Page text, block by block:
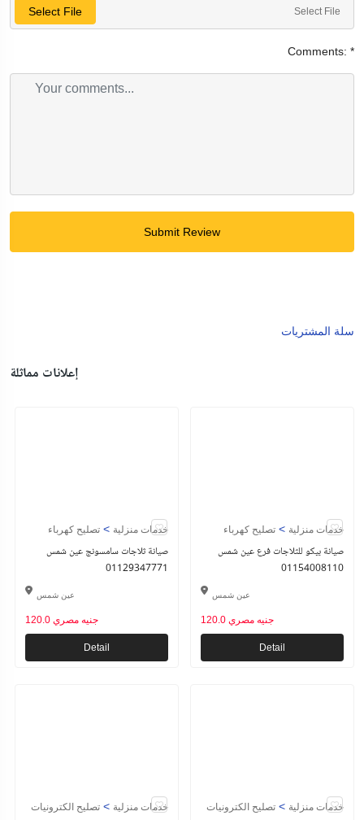
Select File Select File
Comments: *
Submit Review
سلة المشتريات
إعلانات مماثلة
خدمات منزلية > تصليح كهرباء
صيانة ثلاجات سامسونج عين شمس
01129347771
عين شمس
120.0 جنيه مصري
Detail
خدمات منزلية > تصليح كهرباء
صيانة بيكو للثلاجات فرع عين شمس
01154008110
عين شمس
120.0 جنيه مصري
Detail
خدمات منزلية > تصليح الكترونيات خدمات منزلية > تصليح الكترونيات